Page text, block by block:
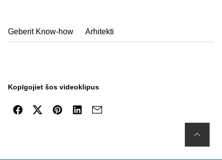
Geberit Know-how Arhitekti
Kopīgojiet šos videoklipus